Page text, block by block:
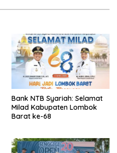
Bank NTB Syariah: Selamat
Milad Kabupaten Lombok
Barat ke-68